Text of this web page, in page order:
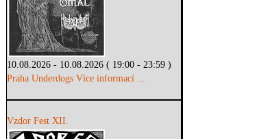
10.08.2026 - 10.08.2026 ( 19:00 - 23:59 )
Praha Underdogs Více informací ...
Vzdor Fest XII.